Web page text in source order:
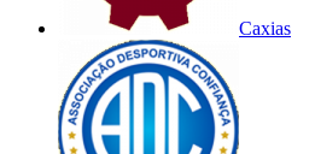
Caxias